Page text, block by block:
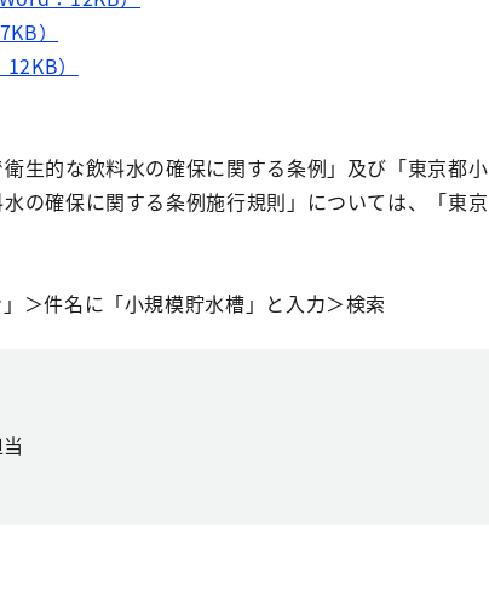
）
）
生的な飲料水の確保に関する条例」及び「東京都小
の確保に関する条例施行規則」については、「東京
＞件名に「小規模貯水槽」と入力＞検索